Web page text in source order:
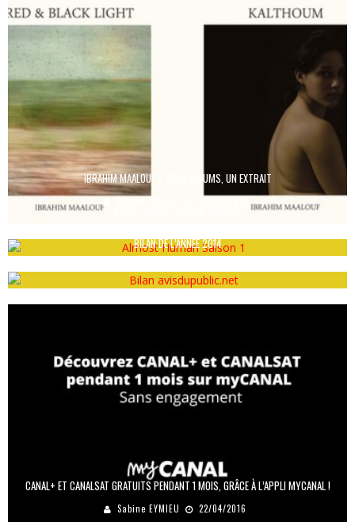
IBRAHIM MAALOUF – DEUX ALBUMS, UN EXTRAIT
Sabine EYMIEU
BILAN DE L’ANNÉE 2014
CANAL+ ET CANALSAT GRATUITS PENDANT 1 MOIS, GRÂCE À L’APPLI MYCANAL !
Sabine EYMIEU 22/04/2016